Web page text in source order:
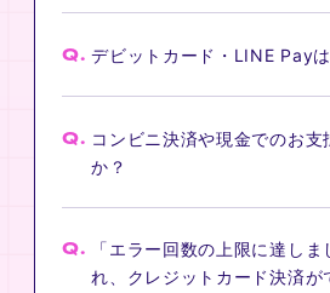
Q. デビットカード・LINE Pay
Q. コンビニ決済や現金でのお支
か？
Q.
「エラー回数の上限に達しま
れ、クレジットカード決済が